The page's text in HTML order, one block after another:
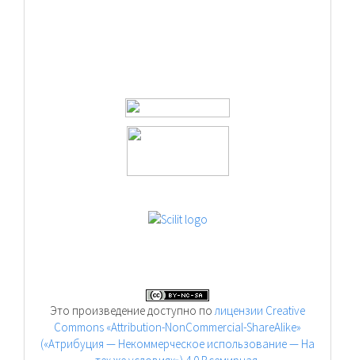
Это произведение доступно полицензии Creative
Commons «Attribution-NonCommercial-ShareAlike»
(«Атрибуция — Некоммерческое использование — На